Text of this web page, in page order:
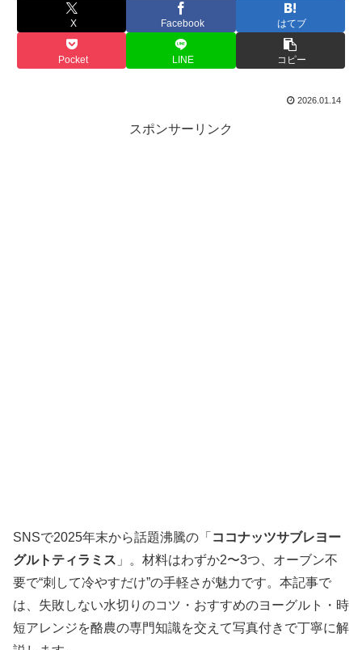
X Facebook はてブ
Pocket LINE コピー
2026.01.14
スポンサーリンク
SNSで2025年末から話題沸騰の「 ココナッツサブレヨー
グルトティラミス 」。材料はわずか2〜3つ、オーブン不
要で“刺して冷やすだけ”の手軽さが魅力です。本記事で
は、失敗しない水切りのコツ・おすすめのヨーグルト・時
短アレンジを酪農の専門知識を交えて写真付きで丁寧に解